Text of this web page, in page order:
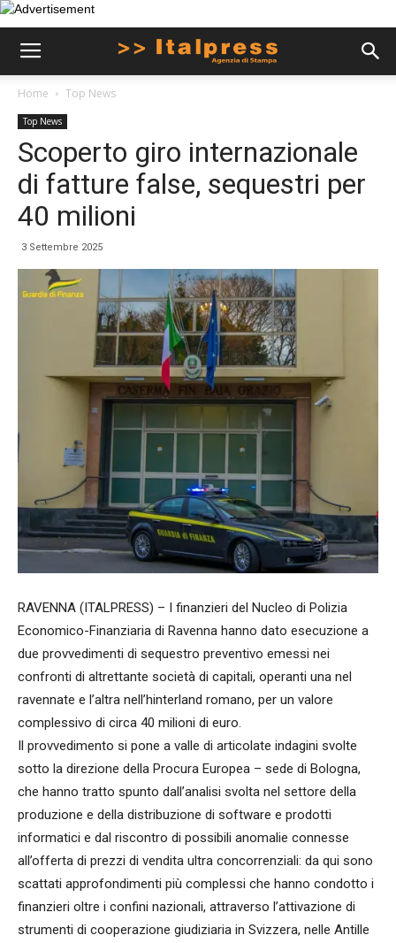
Home Top News
Top News
Scoperto giro internazionale
di fatture false, sequestri per
40 milioni
3 Settembre 2025
RAVENNA (ITALPRESS) – I finanzieri del Nucleo di Polizia
Economico-Finanziaria di Ravenna hanno dato esecuzione a
due provvedimenti di sequestro preventivo emessi nei
confronti di altrettante società di capitali, operanti una nel
ravennate e l’altra nell’hinterland romano, per un valore
complessivo di circa 40 milioni di euro.
Il provvedimento si pone a valle di articolate indagini svolte
sotto la direzione della Procura Europea – sede di Bologna,
che hanno tratto spunto dall’analisi svolta nel settore della
produzione e della distribuzione di software e prodotti
informatici e dal riscontro di possibili anomalie connesse
all’offerta di prezzi di vendita ultra concorrenziali: da qui sono
scattati approfondimenti più complessi che hanno condotto i
finanzieri oltre i confini nazionali, attraverso l’attivazione di
strumenti di cooperazione giudiziaria in Svizzera, nelle Antille